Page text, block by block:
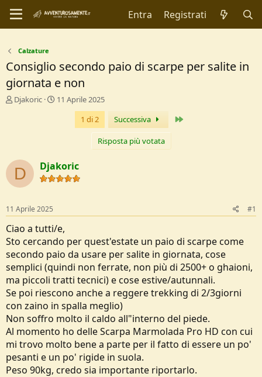
Entra Registrati
Calzature
Consiglio secondo paio di scarpe per salite in
giornata e non
C
r
e
D
c
u
s
s
i
o
n
Djakoric
D
I
n
i
o
11 Aprile 2025
1 di 2
Successiva
Risposta più votata
D Djakoric
11 Aprile 2025 #1
Ciao a tutti/e,
Sto cercando per quest'estate un paio di scarpe come
secondo paio da usare per salite in giornata, cose
semplici (quindi non ferrate, non più di 2500+ o ghaioni,
ma piccoli tratti tecnici) e cose estive/autunnali.
Se poi riescono anche a reggere trekking di 2/3giorni
con zaino in spalla meglio)
Non soffro molto il caldo all"interno del piede.
Al momento ho delle Scarpa Marmolada Pro HD con cui
mi trovo molto bene a parte per il fatto di essere un po'
pesanti e un po' rigide in suola.
Peso 90kg, credo sia importante riportarlo.